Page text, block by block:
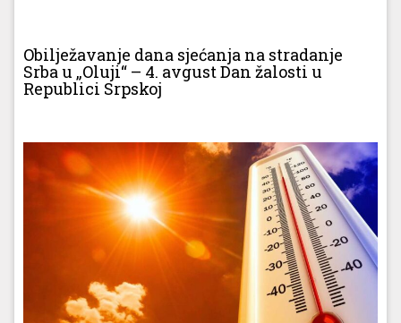
Obilježavanje dana sjećanja na stradanje
Srba u „Oluji“ – 4. avgust Dan žalosti u
Republici Srpskoj